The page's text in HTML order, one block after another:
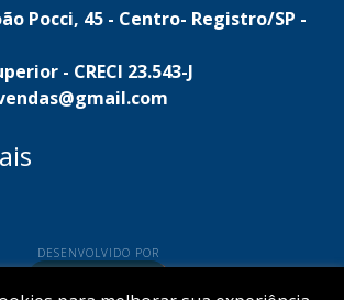
Pocci, 45 - Centro- Registro/SP -
- CRECI 23.543-J
DESENVOLVIDO POR